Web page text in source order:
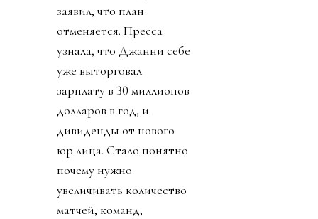
заявил, что план
отменяется. Пресса
узнала, что Джанни себе
уже выторговал
зарплату в 30 миллионов
долларов в год, и
дивиденды от нового
юр лица. Стало понятно
почему нужно
увеличивать количество
матчей, команд,